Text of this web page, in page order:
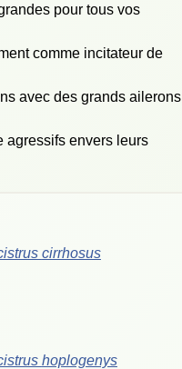
pour tous vos
comme incitateur de
avec des grands ailerons
agressifs envers leurs
cirrhosus
hoplogenys